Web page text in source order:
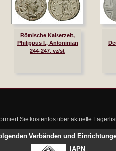
Römische Kaiserzeit,
Philippus I., Antoninian
244-247, vz/st
Sie kostenlos über aktuelle
Verbänden und
IAPN